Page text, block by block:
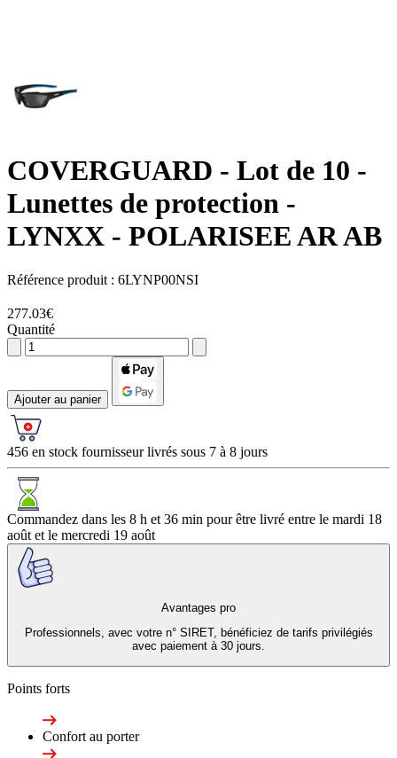
COVERGUARD - Lot de 10 -
Lunettes de protection -
LYNXX - POLARISEE AR AB
Référence produit : 6LYNP00NSI
277.03€
Quantité
Ajouter au panier
456 en stock fournisseur livrés sous 7 à 8 jours
Commandez dans les 8 h et 36 min pour être livré entre le mardi 18
août et le mercredi 19 août
Avantages pro
Professionnels, avec votre n° SIRET, bénéficiez de tarifs privilégiés
avec paiement à 30 jours.
Points forts
Confort au porter